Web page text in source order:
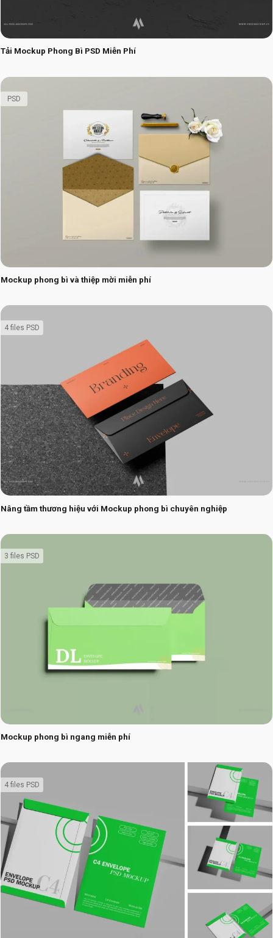
Tải Mockup Phong Bì PSD Miễn Phí
Mockup phong bì và thiệp mời miễn phí
PSD
Nâng tầm thương hiệu với Mockup phong bì chuyên nghiệp
4 files PSD
Mockup phong bì ngang miễn phí
3 files PSD
4 files PSD